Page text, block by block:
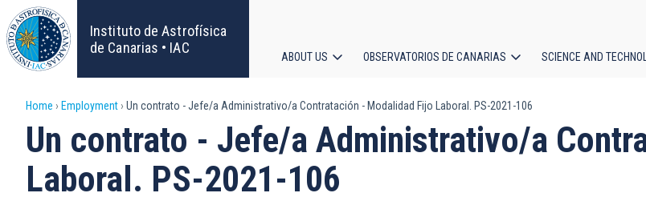
Skip
to
main
content
Instituto de Astrofísica
de Canarias • IAC
navigation
ABOUT US OBSERVATORIOS DE CANARIAS SCIENCE AND
Breadcrumb
Home Employment Un contrato - Jefe/a Administrativo/a Contratación - Modalidad Fijo Laboral. PS-2021-106
Un contrato - Jefe/a Administrativo/a
Laboral. PS-2021-106